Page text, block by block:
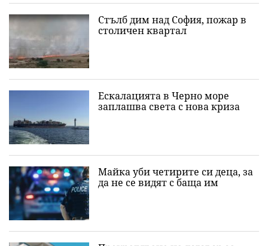
Стълб дим над София, пожар в
столичен квартал
Ескалацията в Черно море
заплашва света с нова криза
Майка уби четирите си деца, за
да не се видят с баща им